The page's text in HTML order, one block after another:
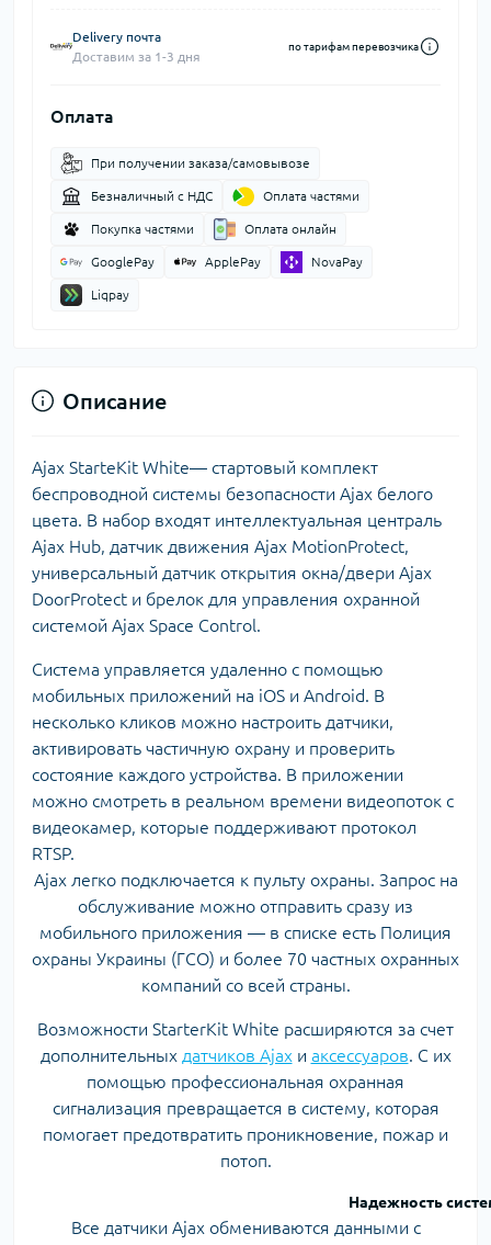
Delivery почта
Доставим за 1-3 дня
по тарифам перевозчика
Оплата
При получении заказа/самовывозе
Безналичный с НДС Оплата частями
Покупка частями Оплата онлайн
GooglePay ApplePay NovaPay
Liqpay
Описание
Ajax StarteKit White— стартовый комплект
беспроводной системы безопасности Ajax белого
цвета. В набор входят интеллектуальная централь
Ajax Hub, датчик движения Ajax MotionProtect,
универсальный датчик открытия окна/двери Ajax
DoorProtect и брелок для управления охранной
системой Ajax Space Control.
Система управляется удаленно с помощью
мобильных приложений на iOS и Android. В
несколько кликов можно настроить датчики,
активировать частичную охрану и проверить
состояние каждого устройства. В приложении
можно смотреть в реальном времени видеопоток с
видеокамер, которые поддерживают протокол
RTSP.
Ajax легко подключается к пульту охраны. Запрос на
обслуживание можно отправить сразу из
мобильного приложения — в списке есть Полиция
охраны Украины (ГСО) и более 70 частных охранных
компаний со всей страны.
Возможности StarterKit White расширяются за счет
дополнительных датчиков Ajax и аксессуаров . С их
помощью профессиональная охранная
сигнализация превращается в систему, которая
помогает предотвратить проникновение, пожар и
потоп.
Надежность
Все датчики Ajax обмениваются данными с